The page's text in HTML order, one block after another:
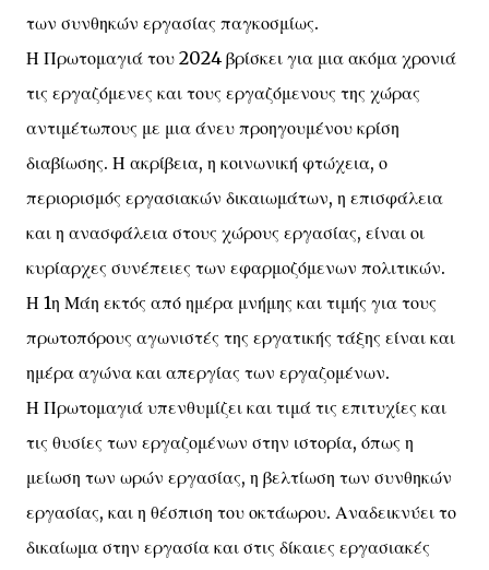
των συνθηκών εργασίας παγκοσμίως.
Η Πρωτομαγιά του 2024 βρίσκει για μια ακόμα χρονιά
τις εργαζόμενες και τους εργαζόμενους της χώρας
αντιμέτωπους με μια άνευ προηγουμένου κρίση
διαβίωσης. Η ακρίβεια, η κοινωνική φτώχεια, ο
περιορισμός εργασιακών δικαιωμάτων, η επισφάλεια
και η ανασφάλεια στους χώρους εργασίας, είναι οι
κυρίαρχες συνέπειες των εφαρμοζόμενων πολιτικών.
Η 1η Μάη εκτός από ημέρα μνήμης και τιμής για τους
πρωτοπόρους αγωνιστές της εργατικής τάξης είναι και
ημέρα αγώνα και απεργίας των εργαζομένων.
Η Πρωτομαγιά υπενθυμίζει και τιμά τις επιτυχίες και
τις θυσίες των εργαζομένων στην ιστορία, όπως η
μείωση των ωρών εργασίας, η βελτίωση των συνθηκών
εργασίας, και η θέσπιση του οκτάωρου. Αναδεικνύει το
δικαίωμα στην εργασία και στις δίκαιες εργασιακές